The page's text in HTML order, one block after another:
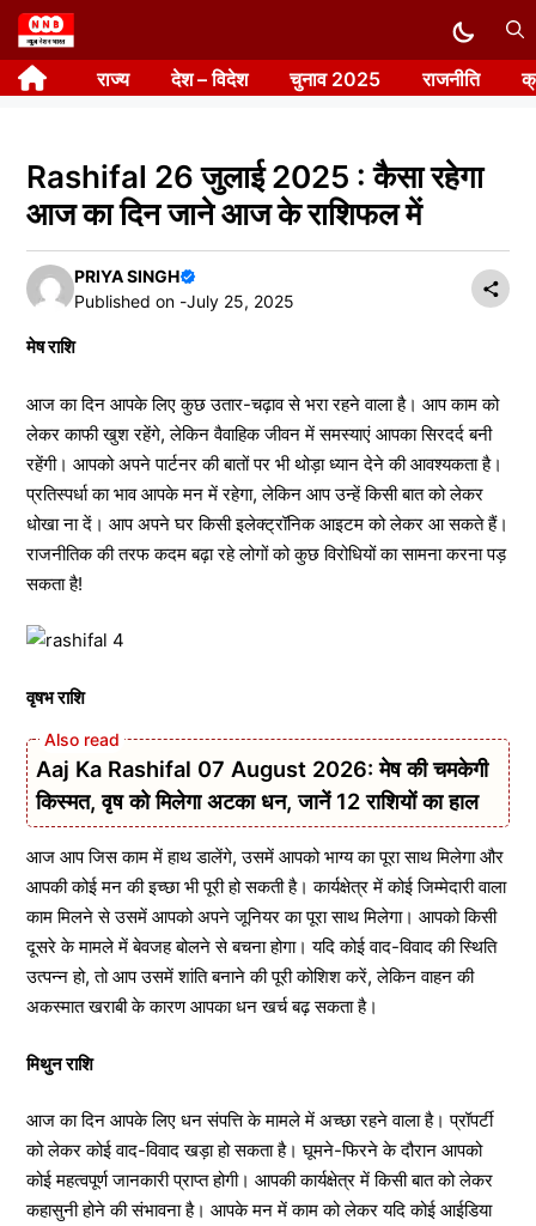
Skip
to
content राज्य देश – विदेश चुनाव 2025 राजनीति
Rashifal 26 जुलाई 2025 : कैसा रहेगा
आज का दिन जाने आज के राशिफल में
PRIYA SINGH
Published on -July 25, 2025
मेष राशि
आज का दिन आपके लिए कुछ उतार-चढ़ाव से भरा रहने वाला है। आप काम को
लेकर काफी खुश रहेंगे, लेकिन वैवाहिक जीवन में समस्याएं आपका सिरदर्द बनी
रहेंगी। आपको अपने पार्टनर की बातों पर भी थोड़ा ध्यान देने की आवश्यकता है।
प्रतिस्पर्धा का भाव आपके मन में रहेगा, लेकिन आप उन्हें किसी बात को लेकर
धोखा ना दें। आप अपने घर किसी इलेक्ट्रॉनिक आइटम को लेकर आ सकते हैं।
राजनीतिक की तरफ कदम बढ़ा रहे लोगों को कुछ विरोधियों का सामना करना पड़
सकता है!
वृषभ राशि
Aaj Ka Rashifal 07 August 2026: मेष की चमकेगी
किस्मत, वृष को मिलेगा अटका धन, जानें 12 राशियों का हाल
आज आप जिस काम में हाथ डालेंगे, उसमें आपको भाग्य का पूरा साथ मिलेगा और
आपकी कोई मन की इच्छा भी पूरी हो सकती है। कार्यक्षेत्र में कोई जिम्मेदारी वाला
काम मिलने से उसमें आपको अपने जूनियर का पूरा साथ मिलेगा। आपको किसी
दूसरे के मामले में बेवजह बोलने से बचना होगा। यदि कोई वाद-विवाद की स्थिति
उत्पन्न हो, तो आप उसमें शांति बनाने की पूरी कोशिश करें, लेकिन वाहन की
अकस्मात खराबी के कारण आपका धन खर्च बढ़ सकता है।
मिथुन राशि
आज का दिन आपके लिए धन संपत्ति के मामले में अच्छा रहने वाला है। प्रॉपर्टी
को लेकर कोई वाद-विवाद खड़ा हो सकता है। घूमने-फिरने के दौरान आपको
कोई महत्वपूर्ण जानकारी प्राप्त होगी। आपकी कार्यक्षेत्र में किसी बात को लेकर
कहासुनी होने की संभावना है। आपके मन में काम को लेकर यदि कोई आईडिया